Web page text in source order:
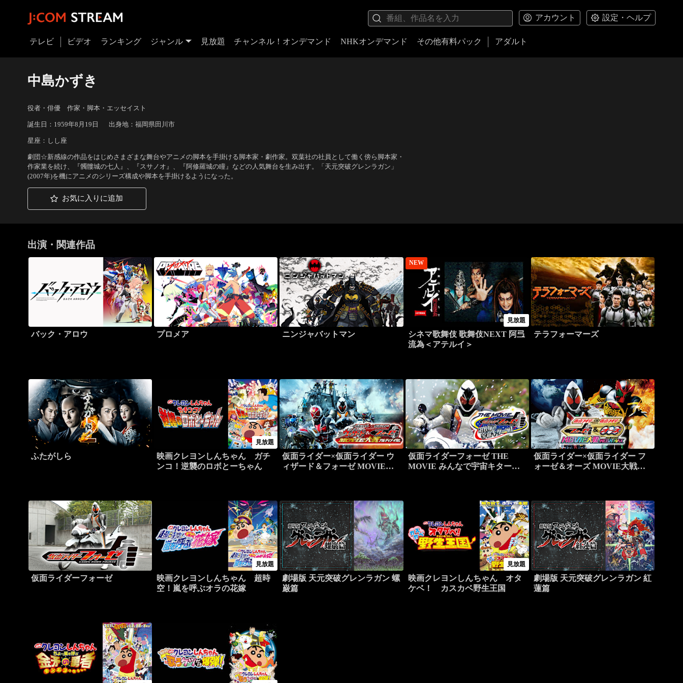
アカウント 設定・ヘルプ
テレビ ビデオ ランキング ジャンル 見放題 チャンネル！オンデマンド NHKオンデマンド その他有料パック アダルト
中島かずき
役者・俳優 作家・脚本・エッセイスト
誕生日：1959年8月19日 出身地：福岡県田川市
星座：しし座
劇団☆新感線の作品をはじめさまざまな舞台やアニメの脚本を手掛ける脚本家・劇作家。双葉社の社員として働く傍ら脚本家・
作家業を続け、『髑髏城の七人』、『スサノオ』、『阿修羅城の瞳』などの人気舞台を生み出す。「天元突破グレンラガン」
(2007年)を機にアニメのシリーズ構成や脚本を手掛けるようになった。
お気に入りに追加
出演・関連作品
バック・アロウ プロメア ニンジャバットマン
NEW
見放題
シネマ歌舞伎 歌舞伎NEXT 阿弖
流為＜アテルイ＞
テラフォーマーズ
ふたがしら
見放題
映画クレヨンしんちゃん ガチ
ンコ！逆襲のロボとーちゃん
仮面ライダー×仮面ライダー ウ
ィザード＆フォーゼ MOVIE大
仮面ライダーフォーゼ THE
MOVIE みんなで宇宙キター
仮面ライダー×仮面ライダー フ
ォーゼ＆オーズ MOVIE大戦
仮面ライダーフォーゼ
見放題
映画クレヨンしんちゃん 超時
空！嵐を呼ぶオラの花嫁
劇場版 天元突破グレンラガン 螺
巌篇
見放題
映画クレヨンしんちゃん オタ
ケベ！ カスカベ野生王国
劇場版 天元突破グレンラガン 紅
蓮篇